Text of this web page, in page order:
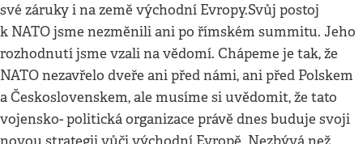
své záruky i na země východní Evropy.Svůj postoj
k NATO jsme nezměnili ani po římském summitu. Jeho
rozhodnutí jsme vzali na vědomí. Chápeme je tak, že
NATO nezavřelo dveře ani před námi, ani před Polskem
a Československem, ale musíme si uvědomit, že tato
vojensko- politická organizace právě dnes buduje svoji